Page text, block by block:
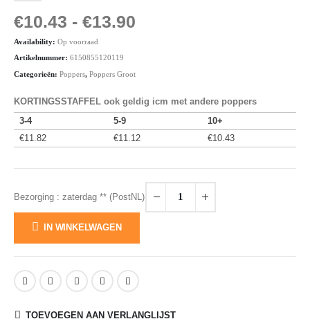
€10.43 - €13.90
Availability: Op voorraad
Artikelnummer: 6150855120119
Categorieën: Poppers, Poppers Groot
KORTINGSSTAFFEL ook geldig icm met andere poppers
3-4
5-9
10+
€11.82 €11.12 €10.43
Bezorging : zaterdag ** (PostNL)
IN WINKELWAGEN
TOEVOEGEN AAN VERLANGLIJST